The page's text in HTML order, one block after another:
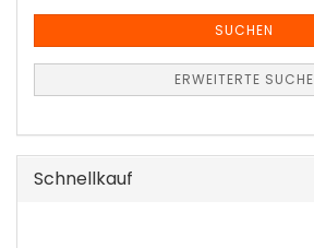
SUCHEN
ERWEITERTE SUCHE
Schnellkauf